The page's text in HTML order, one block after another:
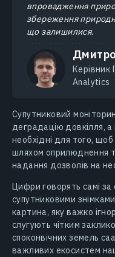
впровадження
збереження
що залишилися.
Керівник
Analytics
Супутниковий
деградацію довкілля, а
необхідні для того,
шляхом оприлюднення
надання дозволів на
Цифри говорять самі
супутниковими
картина, яку важко
слугують чітким
споконвічних земель
важливих екосистем